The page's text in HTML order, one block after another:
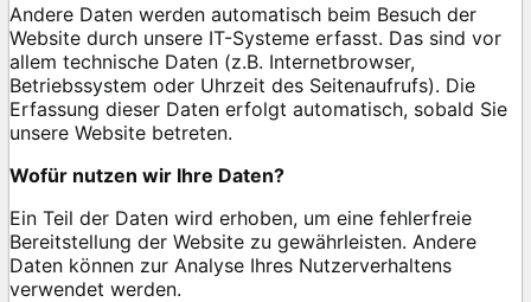
Andere Daten werden automatisch beim Besuch der
Website durch unsere IT-Systeme erfasst. Das sind vor
allem technische Daten (z.B. Internetbrowser,
Betriebssystem oder Uhrzeit des Seitenaufrufs). Die
Erfassung dieser Daten erfolgt automatisch, sobald Sie
unsere Website betreten.
Wofür nutzen wir Ihre Daten?
Ein Teil der Daten wird erhoben, um eine fehlerfreie
Bereitstellung der Website zu gewährleisten. Andere
Daten können zur Analyse Ihres Nutzerverhaltens
verwendet werden.